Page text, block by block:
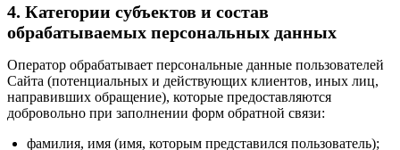
4. Категории субъектов и состав
обрабатываемых персональных данных
Оператор обрабатывает персональные данные пользователей
Сайта (потенциальных и действующих клиентов, иных лиц,
направивших обращение), которые предоставляются
добровольно при заполнении форм обратной связи:
фамилия, имя (имя, которым представился пользователь);